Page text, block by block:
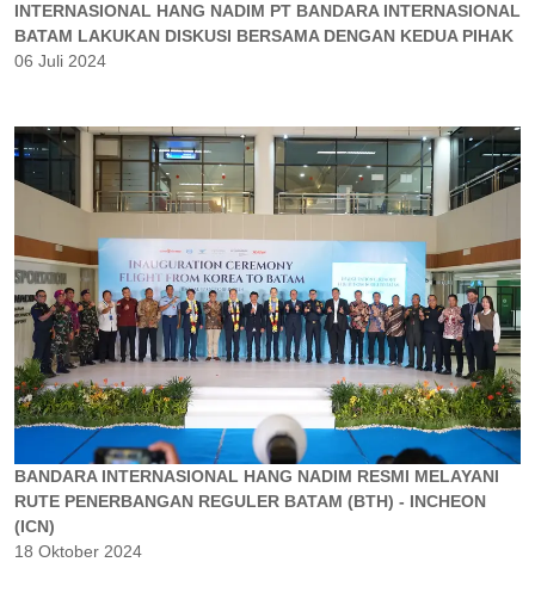
INTERNASIONAL HANG NADIM PT BANDARA INTERNASIONAL
BATAM LAKUKAN DISKUSI BERSAMA DENGAN KEDUA PIHAK
06 Juli 2024
BANDARA INTERNASIONAL HANG NADIM RESMI MELAYANI
RUTE PENERBANGAN REGULER BATAM (BTH) - INCHEON
(ICN)
18 Oktober 2024